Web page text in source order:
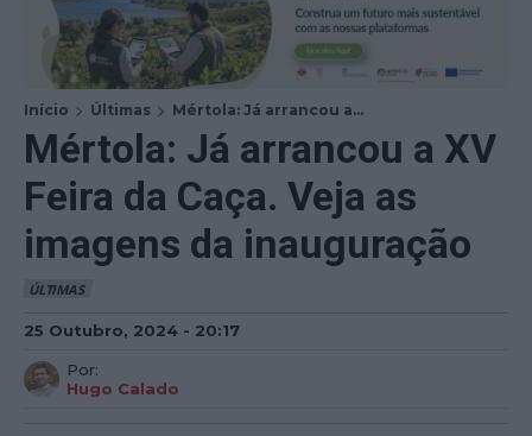
Início Últimas Mértola: Já arrancou a...
Mértola: Já arrancou a XV
Feira da Caça. Veja as
imagens da inauguração
ÚLTIMAS
25 Outubro, 2024 - 20:17
Por:
Hugo Calado